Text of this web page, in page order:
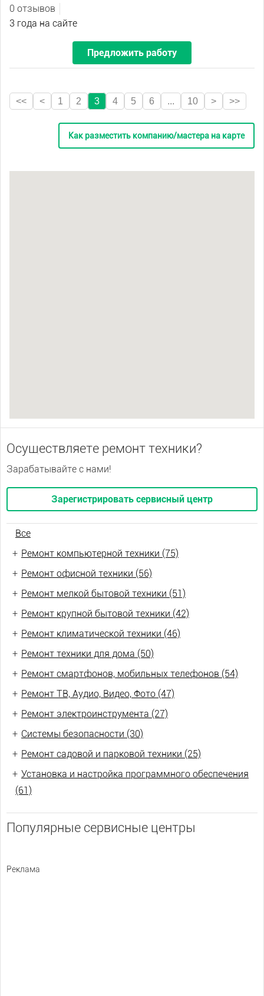
0 отзывов
3 года на сайте
Предложить работу
<< < 1 2 3 4 5 6 ... 10 > >>
Как разместить компанию/мастера на карте
Осуществляете ремонт техники?
Зарабатывайте с нами!
Зарегистрировать сервисный центр
Все
+ Ремонт компьютерной техники (75)
+ Ремонт офисной техники (56)
+ Ремонт мелкой бытовой техники (51)
+ Ремонт крупной бытовой техники (42)
+ Ремонт климатической техники (46)
+ Ремонт техники для дома (50)
+ Ремонт смартфонов, мобильных телефонов (54)
+ Ремонт ТВ, Аудио, Видео, Фото (47)
+ Ремонт электроинструмента (27)
+ Системы безопасности (30)
+ Ремонт садовой и парковой техники (25)
+ Установка и настройка программного обеспечения
(61)
Популярные сервисные центры
Реклама